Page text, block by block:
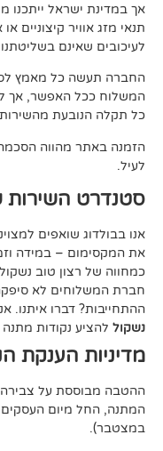
ייתכנו מצבים חריגים כגון
או אירועים
בשליטתנו.
מאמץ לסייע בטיפול
אך לא תישא באחריות
מהשירות הלוגיסטי החיצוני.
הסכמה מלאה ומודעת
של בולדוג
למצוינות, אך מתוך
במידה וזמן האספקה
טוב נשקול להעניק לכם
לא סיפקה את המשלוח
איתנו. אנו נבדוק את
מתנה לקנייה הבאה.
הנקודות:
ההטבה מבוססת על